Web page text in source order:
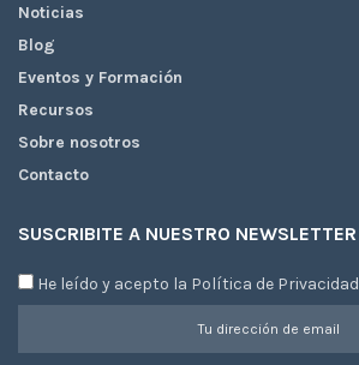
Noticias
Blog
Eventos y Formación
Recursos
Sobre nosotros
Contacto
SUSCRIBITE A NUESTRO NEWSLETTER
He leído y acepto la Política de Privacidad